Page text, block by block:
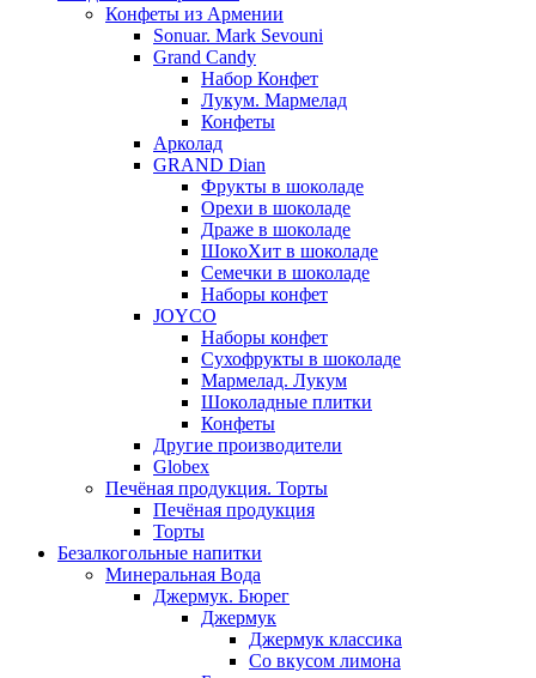
Конфеты из Армении
Sonuar. Mark Sevouni
Grand Candy
Набор Конфет
Лукум. Мармелад
Конфеты
Арколад
GRAND Dian
Фрукты в шоколаде
Орехи в шоколаде
Драже в шоколаде
ШокоХит в шоколаде
Семечки в шоколаде
Наборы конфет
JOYCO
Наборы конфет
Сухофрукты в шоколаде
Мармелад. Лукум
Шоколадные плитки
Конфеты
Другие производители
Globex
Печёная продукция. Торты
Печёная продукция
Торты
Безалкогольные напитки
Минеральная Вода
Джермук. Бюрег
Джермук
Джермук классика
Со вкусом лимона